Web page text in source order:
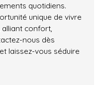
quotidiens.
unique de vivre
confort,
nous dès
laissez-vous séduire